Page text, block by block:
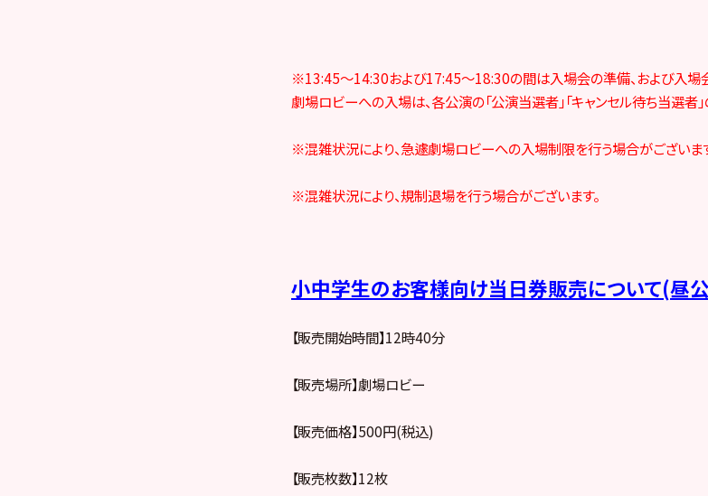
※13:45～14:30および17:45～18:30の間は入場会の準備、および入場
劇場ロビーへの入場は、各公演の「公演当選者」「キャンセル待ち当選者
※混雑状況により、急遽劇場ロビーへの入場制限を行う場合がございま
※混雑状況により、規制退場を行う場合がございます。
小中学生のお客様向け当日券販売について(昼
【販売開始時間】12時40分
【販売場所】劇場ロビー
【販売価格】500円(税込)
【販売枚数】12枚